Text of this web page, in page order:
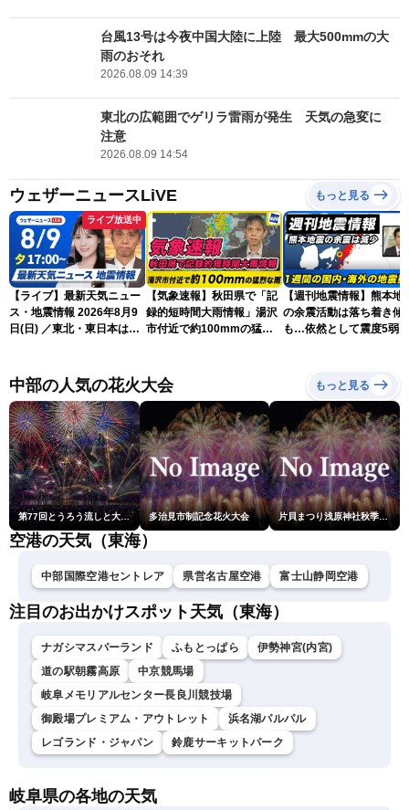
台風13号は今夜中国大陸に上陸 最大500mmの大
雨のおそれ
2026.08.09 14:39
東北の広範囲でゲリラ雷雨が発生 天気の急変に
注意
2026.08.09 14:54
ウェザーニュースLiVE もっと見る
ライブ放送中
【ライブ】最新天気ニュー
ス・地震情報 2026年8月9
日(日) ／東北・東日本は急
北美月／芳野達郎〉
【気象速報】秋田県で「記
録的短時間大雨情報」湯沢
市付近で約100mmの猛烈
【週刊地震情報】熊本地
の余震活動は落ち着き傾
も…依然として震度5弱警
中部の人気の花火大会 もっと見る
多治見市制記念花火大会 片貝まつり浅原神社秋季例大祭奉納大煙火
空港の天気（東海）
中部国際空港セントレア 県営名古屋空港 富士山静岡空港
注目のお出かけスポット天気（東海）
ナガシマスパーランド ふもとっぱら
伊勢神宮(内宮)
道の駅朝霧高原
中京競馬場
岐阜メモリアルセンター長良川競技場
御殿場プレミアム・アウトレット
浜名湖パルパル
レゴランド・ジャパン
鈴鹿サーキットパーク
岐阜県の各地の天気